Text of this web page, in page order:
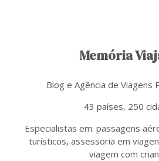
Memória
Blog e Agência de Viagens
43 países, 250
Especialistas em: passagens
turísticos, assessoria em
viagem com